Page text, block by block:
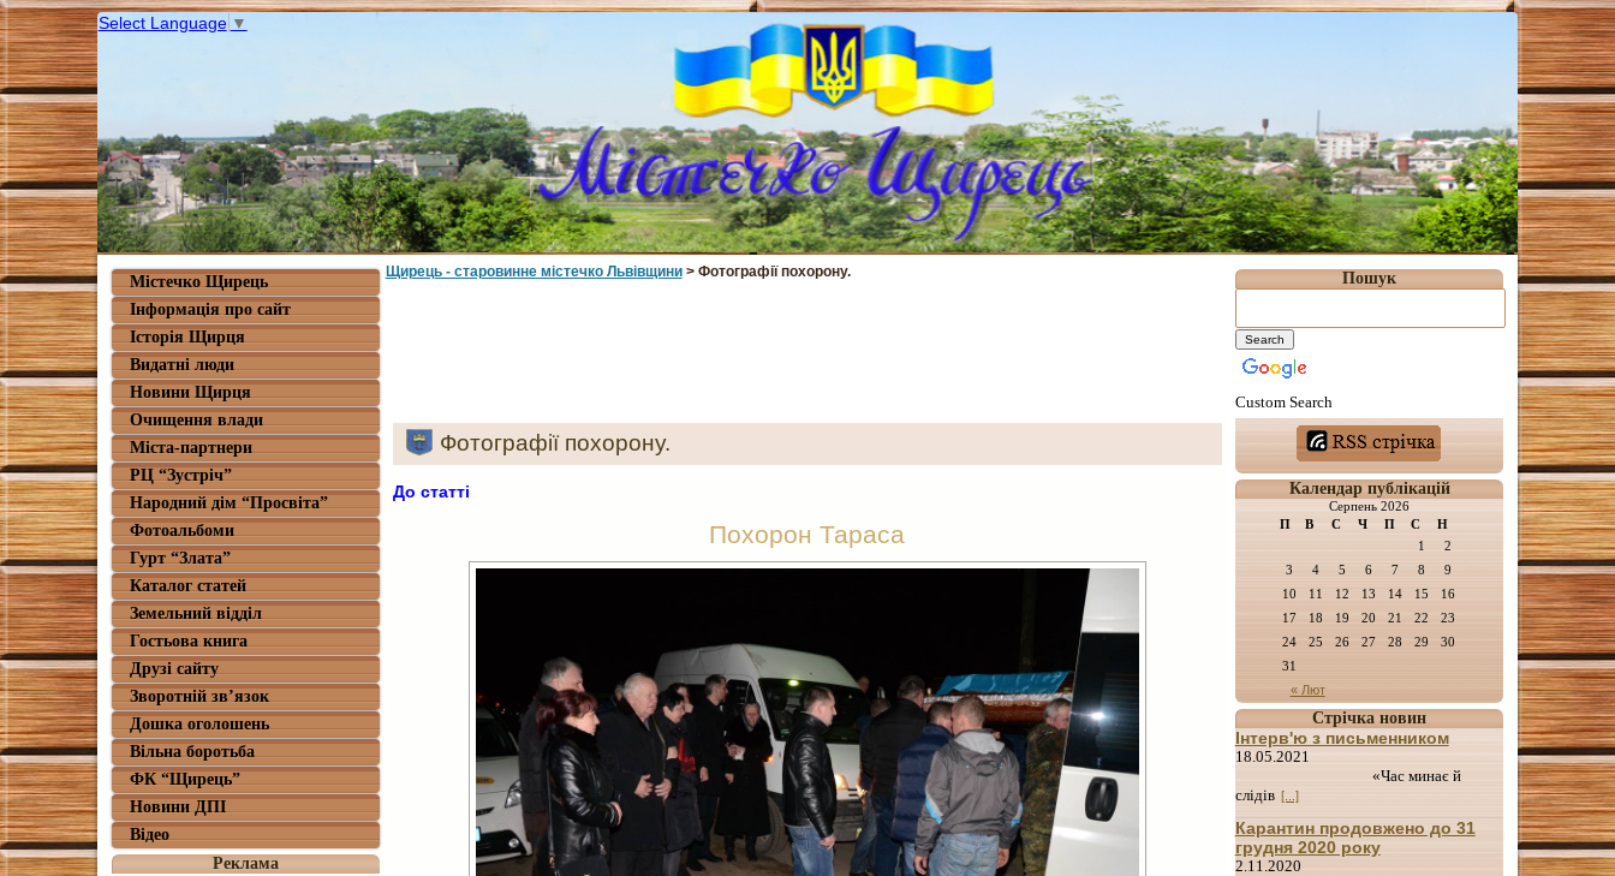
Select Language ▼
Містечко Щирець
Інформація про сайт
Історія Щирця
Видатні люди
Новини Щирця
Очищення влади
Міста-партнери
РЦ “Зустріч”
Народний дім “Просвіта”
Фотоальбоми
Гурт “Злата”
Каталог статей
Земельний відділ
Гостьова книга
Друзі сайту
Зворотній зв’язок
Дошка оголошень
Вільна боротьба
ФК “Щирець”
Новини ДПІ
Відео
Реклама
Щирець - старовинне мiстечко Львiвщини> Фотографії похорону.
Фотографії похорону.
До статті
Похорон Тараса
Пошук
Custom Search
Календар публікацій
Серпень 2026
П
В С Ч П С Н
« Лют
1
2
3
4 5 6 7 8
9
10
11 12 13 14 15
16
17
18 19 20 21 22
23
24
25 26 27 28 29
30
31
Стрічка новин
Інтерв'ю з письменником
18.05.2021
«Час минає й
слідів [...]
Карантин продовжено до 31
грудня 2020 року
2.11.2020